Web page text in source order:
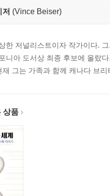
저 (Vince Beiser)
한 저널리스트이자 작가이다.
니아 도서상 최종 후보에 올랐
재 그는 가족과 함께 캐나다 브
상품